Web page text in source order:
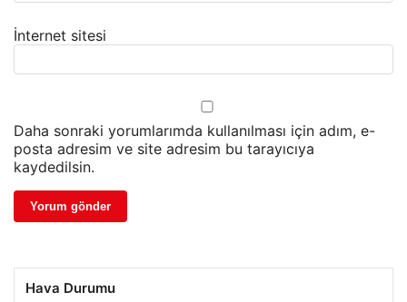
İnternet sitesi
Daha sonraki yorumlarımda kullanılması için adım, e-
posta adresim ve site adresim bu tarayıcıya
kaydedilsin.
Hava Durumu